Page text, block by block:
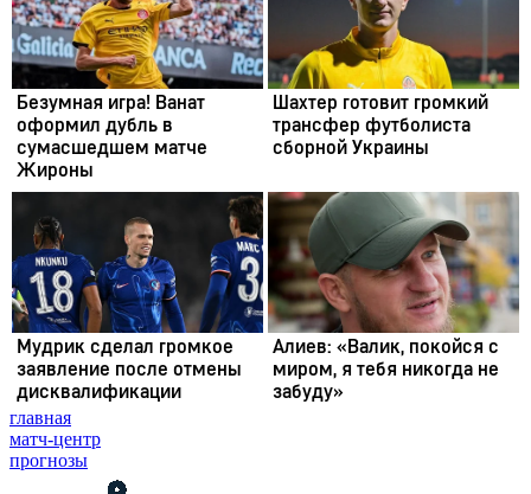
главная
матч-центр
прогнозы